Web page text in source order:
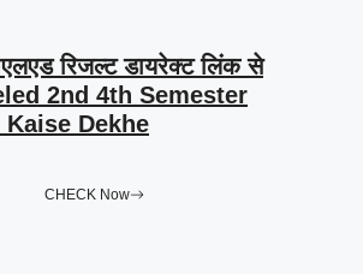
रिजल्ट डायरेक्ट लिंक से
2nd 4th Semester
Kaise Dekhe
CHECK Now